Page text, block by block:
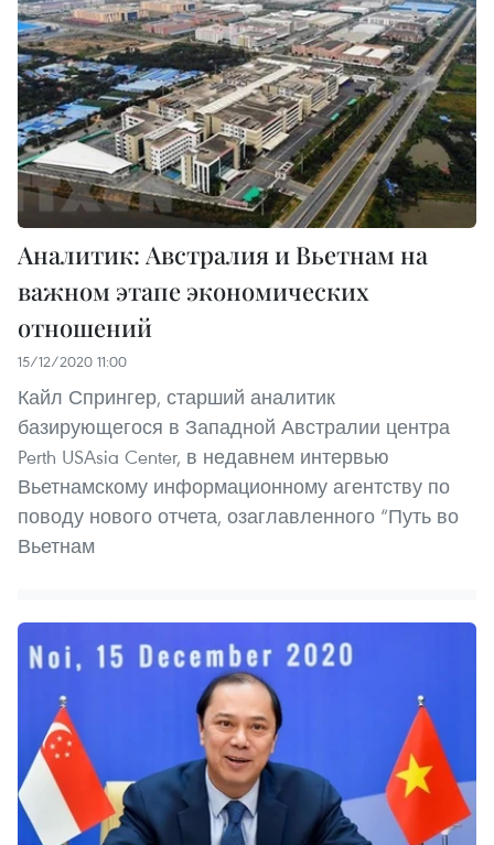
Аналитик: Австралия и Вьетнам на
важном этапе экономических
отношений
15/12/2020 11:00
Кайл Спрингер, старший аналитик
базирующегося в Западной Австралии центра
Perth USAsia Center, в недавнем интервью
Вьетнамскому информационному агентству по
поводу нового отчета, озаглавленного “Путь во
Вьетнам